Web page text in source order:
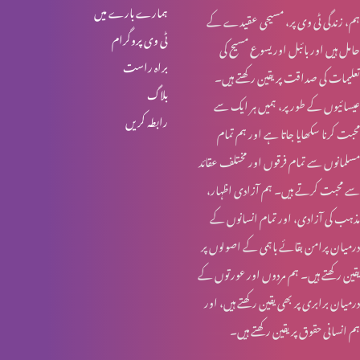
خواجہ سرا کا مقام کلام مقدس میں (حصہ 1)
قربانی کا گوشت اور خواتین کی زمداری
کرسمس اسپیشل: یسوع مسیح کا نسب نامہ اور خواتین
روزہ اور عورت کے شرعی مسایل (حصہ 4)
روزہ اور عورت کے شرعی مسایل (حصہ 3)
ہمارے بارے میں
ٹی وی پروگرام
براہ راست
بلاگ
رابطہ کریں
ہم، زندگی ٹی وی پر، مسیحی عقیدے کے
حامل ہیں اور بائبل اور یسوع مسیح کی
تعلیمات کی صداقت پر یقین رکھتے ہیں۔
عیسائیوں کے طور پر، ہمیں ہر ایک سے
محبت کرنا سکھایا جاتا ہے اور ہم تمام
مسلمانوں سے تمام فرقوں اور مختلف عقائد
سے محبت کرتے ہیں۔ ہم آزادی اظہار،
مذہب کی آزادی، اور تمام انسانوں کے
درمیان پرامن بقائے باہمی کے اصولوں پر
یقین رکھتے ہیں۔ ہم مردوں اور عورتوں کے
درمیان برابری پر بھی یقین رکھتے ہیں، اور
ہم انسانی حقوق پر یقین رکھتے ہیں۔